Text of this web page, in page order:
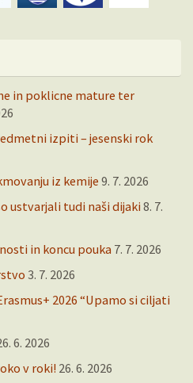
in poklicne mature ter
izpiti – jesenski rok
iz kemije 9. 7. 2026
ustvarjali tudi naši dijaki 8. 7.
in koncu pouka 7. 7. 2026
3. 7. 2026
2026 “Upamo si ciljati
6. 2026
v roki! 26. 6. 2026